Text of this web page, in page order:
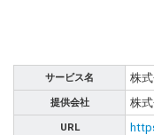
サービス名 株
提供会社 株
URL